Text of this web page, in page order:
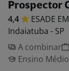
Prospector
4,4 ESADE
Indaiatuba - SP
A combinar
Ensino